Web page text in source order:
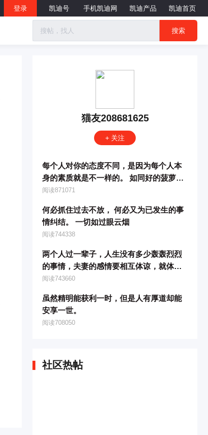
登录 凯迪号 手机凯迪网 凯迪产品 凯迪首页
搜索
猫友208681625
+ 关注
每个人对你的态度不同，是因为每个人本
身的素质就是不一样的。 如同好的菠萝，
有的人嫌它酸，有的人嫌它甜，有的人嫌
阅读871071
何必抓住过去不放， 何必又为已发生的事
情纠结。 一切如过眼云烟
阅读744338
两个人过一辈子，人生没有多少轰轰烈烈
的事情，夫妻的感情要相互体谅，就体现
在平时的一针一线、一滴油、一勺饭、一
阅读743660
虽然精明能获利一时，但是人有厚道却能
安享一世。
阅读708050
社区热帖